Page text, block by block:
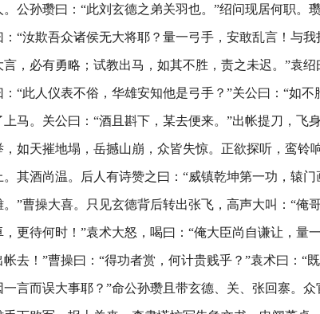
。公孙瓒曰：“此刘玄德之弟关羽也。”绍问现居何职。
：“汝欺吾众诸侯无大将耶？量一弓手，安敢乱言！与
言，必有勇略；试教出马，如其不胜，责之未迟。”袁
：“此人仪表不俗，华雄安知他是弓手？”关公曰：“如
上马。关公曰：“酒且斟下，某去便来。”出帐提刀，飞
，如天摧地塌，岳撼山崩，众皆失惊。正欲探听，鸾铃
。其酒尚温。后人有诗赞之曰：“威镇乾坤第一功，辕
。”曹操大喜。只见玄德背后转出张飞，高声大叫：“俺
，更待何时！”袁术大怒，喝曰：“俺大臣尚自谦让，量
帐去！”曹操曰：“得功者赏，何计贵贱乎？”袁术曰：“
一言而误大事耶？”命公孙瓒且带玄德、关、张回寨。